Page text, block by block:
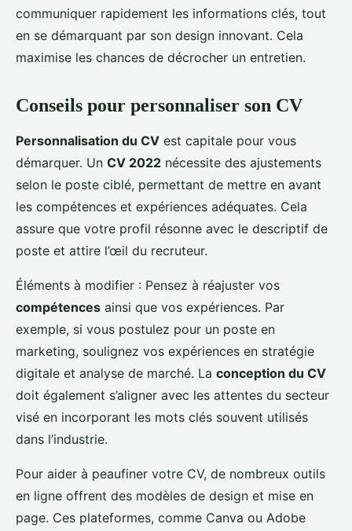
communiquer rapidement les informations clés, tout
en se démarquant par son design innovant. Cela
maximise les chances de décrocher un entretien.
Conseils pour personnaliser son CV
Personnalisation du CV est capitale pour vous
démarquer. Un CV 2022 nécessite des ajustements
selon le poste ciblé, permettant de mettre en avant
les compétences et expériences adéquates. Cela
assure que votre profil résonne avec le descriptif de
poste et attire l’œil du recruteur.
Éléments à modifier : Pensez à réajuster vos
compétences ainsi que vos expériences. Par
exemple, si vous postulez pour un poste en
marketing, soulignez vos expériences en stratégie
digitale et analyse de marché. La conception du CV
doit également s’aligner avec les attentes du secteur
visé en incorporant les mots clés souvent utilisés
dans l’industrie.
Pour aider à peaufiner votre CV, de nombreux outils
en ligne offrent des modèles de design et mise en
page. Ces plateformes, comme Canva ou Adobe